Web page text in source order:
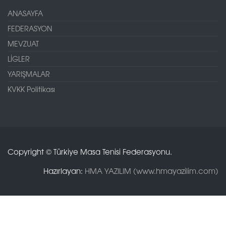
ANASAYFA
FEDERASYON
MEVZUAT
LİGLER
YARIŞMALAR
KVKK Politikası
Copyright © Türkiye Masa Tenisi Federasyonu.
Hazırlayan: HMA YAZILIM (www.hmayazilim.com)